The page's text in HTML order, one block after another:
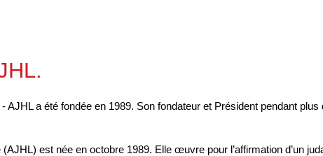
a été fondée en 1989. Son fondateur et Président pendant
est née en octobre 1989. Elle œuvre pour l’affirmation d’un